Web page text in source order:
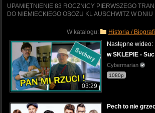
UPAMIĘTNIENIE 83 ROCZNICY PIERWSZEGO
DO NIEMIECKIEGO OBOZU KL AUSCHWITZ W DNIU
W katalogu: Historia /
03:29
Następne wideo:
w SKLEPIE -
Cybermarian
1080p
Pech to nie